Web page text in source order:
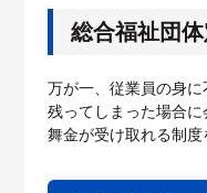
総合福祉団
万が一、従業員の身
残ってしまった場合
舞金が受け取れる制度